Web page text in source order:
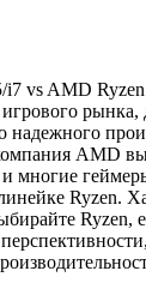
vs AMD
надежного
AMD
и многие
Ryzen.
Ryzen,